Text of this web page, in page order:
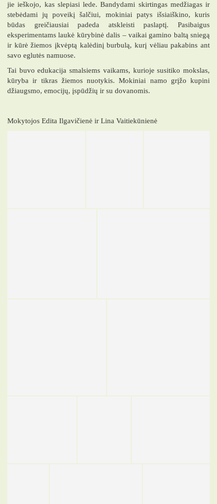
jie ieškojo, kas slepiasi lede. Bandydami skirtingas medžiagas ir
stebėdami jų poveikį šalčiui, mokiniai patys išsiaiškino, kuris
būdas greičiausiai padeda atskleisti paslaptį. Pasibaigus
eksperimentams laukė kūrybinė dalis – vaikai gamino baltą sniegą
ir kūrė žiemos įkvėptą kalėdinį burbulą, kurį vėliau pakabins ant
savo eglutės namuose.
Tai buvo edukacija smalsiems vaikams, kurioje susitiko mokslas,
kūryba ir tikras žiemos nuotykis. Mokiniai namo grįžo kupini
džiaugsmo, emocijų, įspūdžių ir su dovanomis.
Mokytojos Edita Ilgavičienė ir Lina Vaitiekūnienė